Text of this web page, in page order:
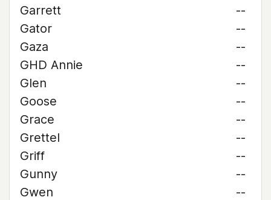
Garrett
--
Gator
--
Gaza
--
GHD Annie
--
Glen
--
Goose
--
Grace
--
Grettel
--
Griff
--
Gunny
--
Gwen
--